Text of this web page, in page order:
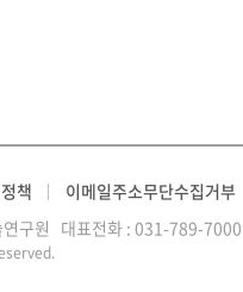
책 이메일주소무단수집거부
연구원 대표전화 : 031-789-7000